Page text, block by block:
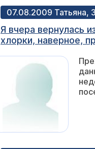
07.08.2009 Татьяна,
Я вчера вернулась
хлорки, наверное,
покраснение) как
снова поплавать
краснота спала, и
насчитала 17 штук
что это
переросло в
никотиновую